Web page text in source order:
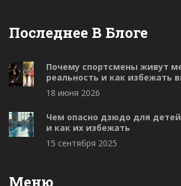
Последнее В Блоге
Почему спортсмены живут
реальность и как избежать
18 июня 2026
Чем опасно дзюдо для
и как их избежать
15 сентября 2025
Меню